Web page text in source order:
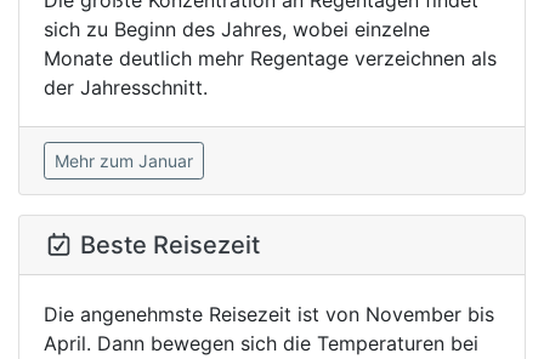
sich zu Beginn des Jahres, wobei einzelne
Monate deutlich mehr Regentage verzeichnen als
der Jahresschnitt.
Mehr zum Januar
Beste Reisezeit
Die angenehmste Reisezeit ist von November bis
April. Dann bewegen sich die Temperaturen bei